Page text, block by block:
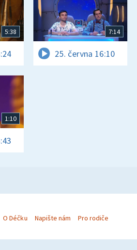
5:38 7:14
25. června 16:10
1:10
O Déčku Napište nám Pro rodiče